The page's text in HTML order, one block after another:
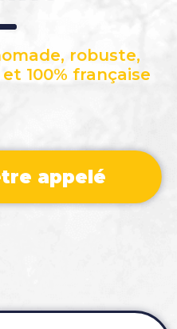
robuste,
100% française
appelé